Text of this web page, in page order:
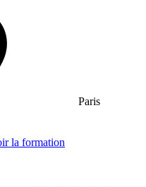
Paris
la formation